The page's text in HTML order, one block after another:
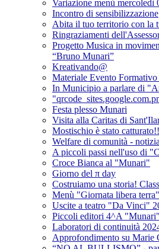
Variazione menù mercoledì
Incontro di sensibilizzazione
Abita il tuo territorio con la
Ringraziamenti
Progetto Musica in
“Bruno Munari”
Kreativando@
Materiale Evento
In Municipio a parlare di
Festa plesso Munari
Visita alla Caritas di
Mostischio è stato catturato!!
Welfare di comunità -
A piccoli passi nell'uso di
Croce Bianca al "Munari"
Giorno del π day
Costruiamo una storia!
Menù "Giornata libera terra"
Uscite a teatro "Da Vinci"
Piccoli editori 4^A "Munari"
Laboratori di continuità
Approfondimento su Marie